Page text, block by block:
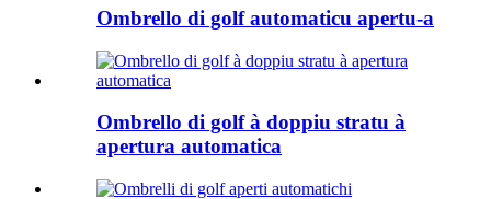
Ombrello di golf automaticu apertu-a
Ombrello di golf à doppiu stratu à
apertura automatica